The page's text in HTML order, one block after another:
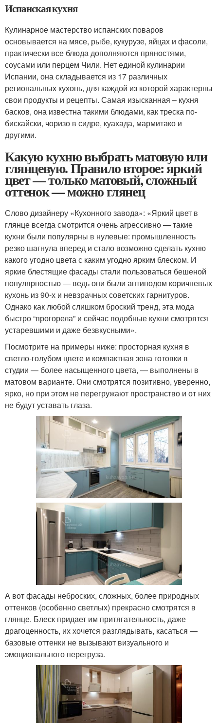
Испанская кухня
Кулинарное мастерство испанских поваров
основывается на мясе, рыбе, кукурузе, яйцах и фасоли,
практически все блюда дополняются пряностями,
соусами или перцем Чили. Нет единой кулинарии
Испании, она складывается из 17 различных
региональных кухонь, для каждой из которой характерны
свои продукты и рецепты. Самая изысканная – кухня
басков, она известна такими блюдами, как треска по-
бискайски, чоризо в сидре, куахада, мармитако и
другими.
Какую кухню выбрать матовую или
глянцевую. Правило второе: яркий
цвет — только матовый, сложный
оттенок — можно глянец
Слово дизайнеру «Кухонного завода»: «Яркий цвет в
глянце всегда смотрится очень агрессивно — такие
кухни были популярны в нулевые: промышленность
резко шагнула вперед и стало возможно сделать кухню
какого угодно цвета с каким угодно ярким блеском. И
яркие блестящие фасады стали пользоваться бешеной
популярностью — ведь они были антиподом коричневых
кухонь из 90-х и невзрачных советских гарнитуров.
Однако как любой слишком броский тренд, эта мода
быстро “прогорела” и сейчас подобные кухни смотрятся
устаревшими и даже безвкусными».
Посмотрите на примеры ниже: просторная кухня в
светло-голубом цвете и компактная зона готовки в
студии — более насыщенного цвета, — выполнены в
матовом варианте. Они смотрятся позитивно, уверенно,
ярко, но при этом не перегружают пространство и от них
не будут уставать глаза.
А вот фасады неброских, сложных, более природных
оттенков (особенно светлых) прекрасно смотрятся в
глянце. Блеск придает им притягательность, даже
драгоценность, их хочется разглядывать, касаться —
базовые оттенки не вызывают визуального и
эмоционального перегруза.